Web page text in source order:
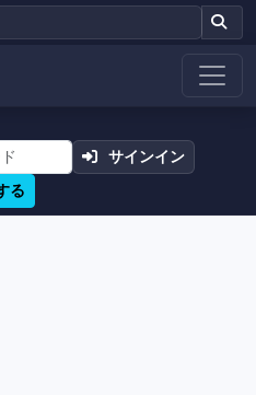
サインイン
る